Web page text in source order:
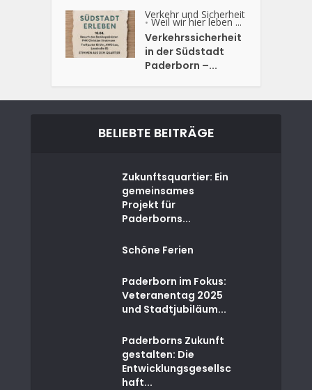
Verkehr und Sicherheit
• Weil wir hier leben ...
Verkehrssicherheit
in der Südstadt
Paderborn –...
BELIEBTE BEITRÄGE
Zukunftsquartier: Ein
gemeinsames
Projekt für
Paderborns...
Schöne Ferien
Paderborn im Fokus:
Veteranentag 2025
und Stadtjubiläum...
Paderborns Zukunft
gestalten: Die
Entwicklungsgesellsc
haft...